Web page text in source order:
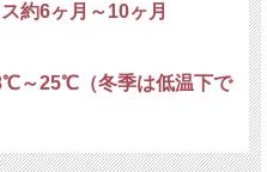
約6ヶ月～10ヶ月
25℃（冬季は低温下で